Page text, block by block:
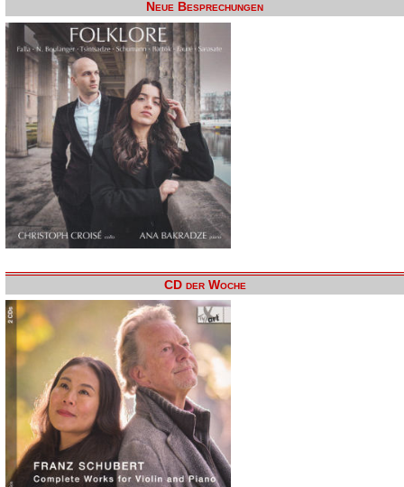
Neue Besprechungen
CD der Woche